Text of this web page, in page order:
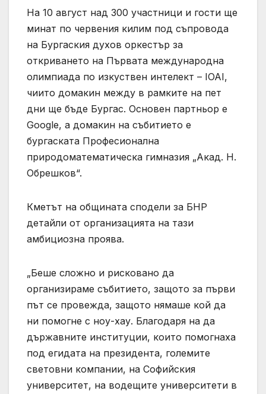
На 10 август над 300 участници и гости ще
минат по червения килим под съпровода
на Бургаския духов оркестър за
откриването на Първата международна
олимпиада по изкуствен интелект – IOAI,
чиито домакин между в рамките на пет
дни ще бъде Бургас. Основен партньор е
Google, а домакин на събитието е
бургаската Професионална
природоматематическа гимназия „Акад. Н.
Обрешков“.
Кметът на общината сподели за БНР
детайли от организацията на тази
амбициозна проява.
„Беше сложно и рисковано да
организираме събитието, защото за първи
път се провежда, защото нямаше кой да
ни помогне с ноу-хау. Благодаря на да
държавните институции, които помогнаха
под егидата на президента, големите
световни компании, на Софийския
университет, на водещите университети в